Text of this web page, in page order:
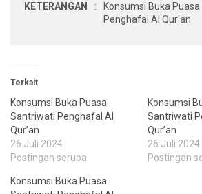
KETERANGAN :
Konsumsi Buka
Penghafal Al Qur'an
Terkait
Konsumsi Buka Puasa
Santriwati Penghafal Al
Qur’an
26 Juli 2024
Postingan serupa
Konsumsi
Santriwati
Qur’an
26 Juli 2024
Postingan
Konsumsi Buka Puasa